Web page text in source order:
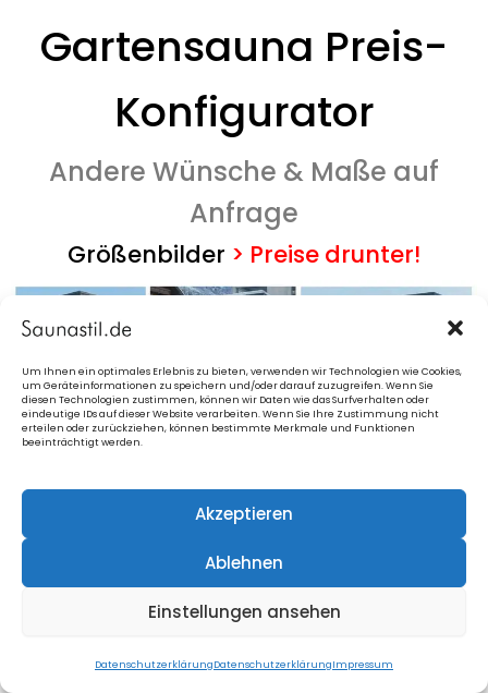
Um Ihnen ein optimales Erlebnis zu bieten, verwenden wir Technologien wie Cookies,
um Geräteinformationen zu speichern und/oder darauf zuzugreifen. Wenn Sie
diesen Technologien zustimmen, können wir Daten wie das Surfverhalten oder
eindeutige IDs auf dieser Website verarbeiten. Wenn Sie Ihre Zustimmung nicht
erteilen oder zurückziehen, können bestimmte Merkmale und Funktionen
beeinträchtigt werden.
Akzeptieren
Ablehnen
Einstellungen ansehen
DatenschutzerklärungDatenschutzerklärungImpressum
Gartensauna Preis-
Konfigurator
Andere Wünsche & Maße auf
Anfrage
Größenbilder > Preise drunter!